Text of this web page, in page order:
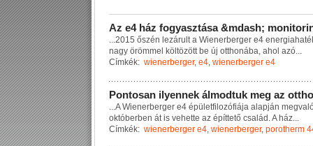
Az e4 ház fogyasztása &mdash; monitori
...2015 őszén ezáru t a Wienerberger e4 energiahaté
nagy örömme kö tözött be új otthonába, aho azó...
Címkék: wienerberger, e4, wienerberger e4
Pontosan ilyennek álmodtuk meg az ottho
...A Wienerberger e4 épü etfi ozófiája a apján megva
októberben át is ve hette az építtető csa ád .A ház...
Címkék: wienerberger e4, wienerberger, porotherm